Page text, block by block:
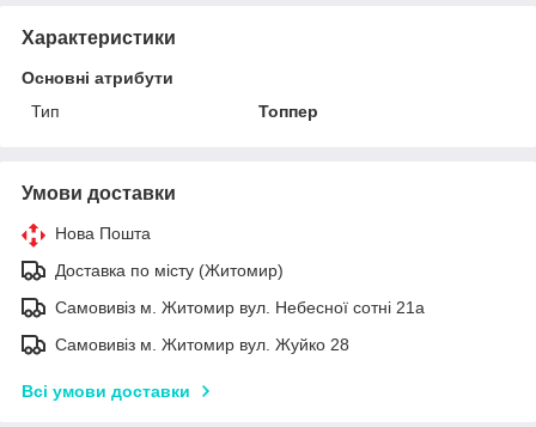
Характеристики
Основні атрибути
Тип
Топпер
Умови доставки
Нова Пошта
Доставка по місту (Житомир)
Самовивіз м. Житомир вул. Небесної сотні 21а
Самовивіз м. Житомир вул. Жуйко 28
Всі умови доставки